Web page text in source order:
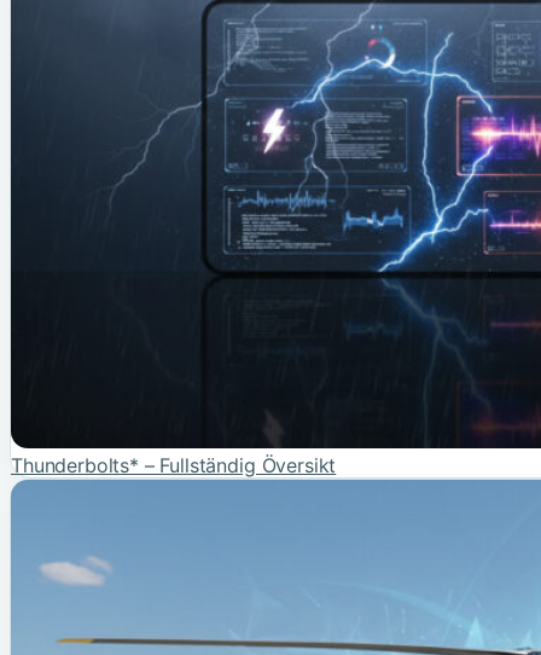
Thunderbolts* – Fullständig Översikt